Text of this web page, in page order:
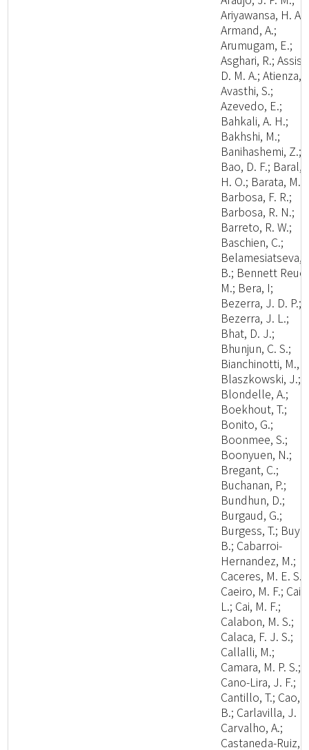
Ariyawansa, H. A.;
Armand, A.;
Arumugam, E.;
Asghari, R.; Assis,
D. M. A.; Atienza,
Avasthi, S.;
Azevedo, E.;
Bahkali, A. H.;
Bakhshi, M.;
Banihashemi, Z.;
Bao, D. F.; Baral,
H. O.; Barata, M.;
Barbosa, F. R.;
Barbosa, R. N.;
Barreto, R. W.;
Baschien, C.;
Belamesiatseva,
B.; Bennett
M.; Bera, I;
Bezerra, J. D. P.;
Bezerra, J. L.;
Bhat, D. J.;
Bhunjun, C. S.;
Bianchinotti, M.,
Blaszkowski, J.;
Blondelle, A.;
Boekhout, T.;
Bonito, G.;
Boonmee, S.;
Boonyuen, N.;
Bregant, C.;
Buchanan, P.;
Bundhun, D.;
Burgaud, G.;
Burgess, T.;
B.; Cabarroi-
Hernandez, M.;
Caceres, M. E. S.;
Caeiro, M. F.; Cai,
L.; Cai, M. F.;
Calabon, M. S.;
Calaca, F. J. S.;
Callalli, M.;
Camara, M. P. S.;
Cano-Lira, J. F.;
Cantillo, T.; Cao,
B.; Carlavilla, J.
Carvalho, A.;
Castaneda-Ruiz,